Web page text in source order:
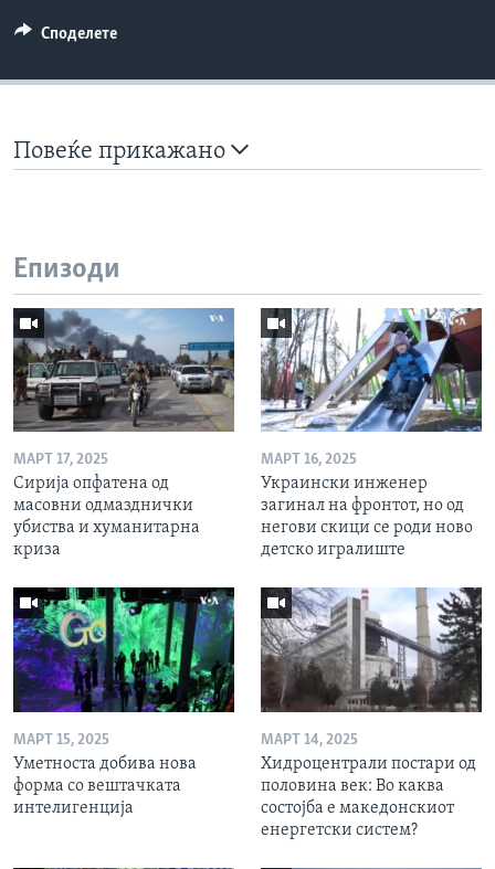
Споделете
Повеќе прикажано
Епизоди
МАРТ 17, 2025
Сирија опфатена од
масовни одмазднички
убиства и хуманитарна
криза
МАРТ 16, 2025
Украински инженер
загинал на фронтот, но од
негови скици се роди ново
детско игралиште
МАРТ 15, 2025
Уметноста добива нова
форма со вештачката
интелигенција
МАРТ 14, 2025
Хидроцентрали постари од
половина век: Во каква
состојба е македонскиот
енергетски систем?